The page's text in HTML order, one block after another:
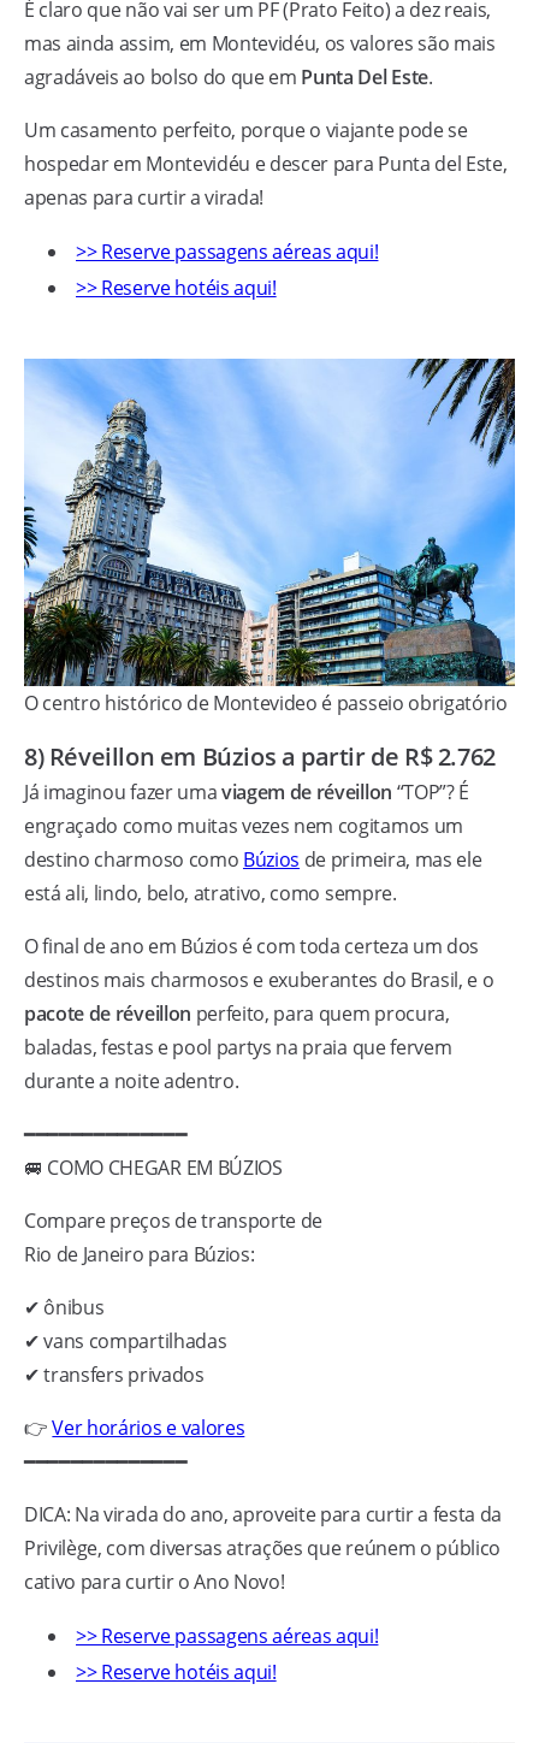
É claro que não vai ser um PF (Prato Feito) a dez reais,
mas ainda assim, em Montevidéu, os valores são mais
agradáveis ao bolso do que em Punta Del Este.
Um casamento perfeito, porque o viajante pode se
hospedar em Montevidéu e descer para Punta del Este,
apenas para curtir a virada!
>> Reserve passagens aéreas aqui!
>> Reserve hotéis aqui!
O centro histórico de Montevideo é passeio obrigatório
8) Réveillon em Búzios a partir de R$ 2.762
Já imaginou fazer umaviagem de réveillon “TOP”? É
engraçado como muitas vezes nem cogitamos um
destino charmoso como Búzios de primeira, mas ele
está ali, lindo, belo, atrativo, como sempre.
O final de ano em Búzios é com toda certeza um dos
destinos mais charmosos e exuberantes do Brasil, e o
pacote de réveillon perfeito, para quem procura,
baladas, festas e pool partys na praia que fervem
durante a noite adentro.
━━━━━━━━━━━━━━
🚐 COMO CHEGAR EM BÚZIOS
Compare preços de transporte de
Rio de Janeiro para Búzios:
✔ ônibus
✔ vans compartilhadas
✔ transfers privados
👉Ver horários e valores
━━━━━━━━━━━━━━
DICA: Na virada do ano, aproveite para curtir a festa da
Privilège, com diversas atrações que reúnem o público
cativo para curtir o Ano Novo!
>> Reserve passagens aéreas aqui!
>> Reserve hotéis aqui!